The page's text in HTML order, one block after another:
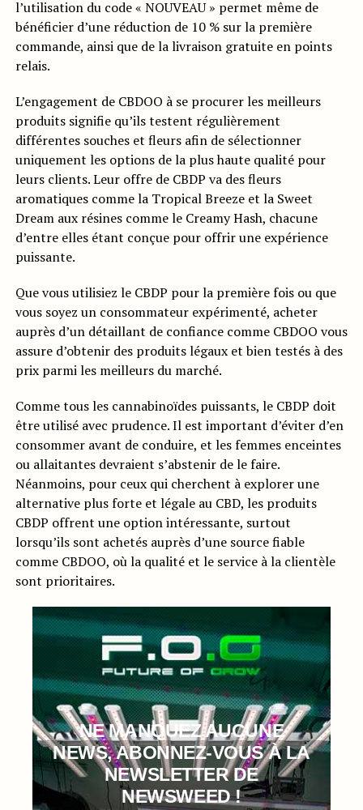
l’utilisation du code « NOUVEAU » permet même de
bénéficier d’une réduction de 10 % sur la première
commande, ainsi que de la livraison gratuite en points
relais.
L’engagement de CBDOO à se procurer les meilleurs
produits signifie qu’ils testent régulièrement
différentes souches et fleurs afin de sélectionner
uniquement les options de la plus haute qualité pour
leurs clients. Leur offre de CBDP va des fleurs
aromatiques comme la Tropical Breeze et la Sweet
Dream aux résines comme le Creamy Hash, chacune
d’entre elles étant conçue pour offrir une expérience
puissante.
Que vous utilisiez le CBDP pour la première fois ou que
vous soyez un consommateur expérimenté, acheter
auprès d’un détaillant de confiance comme CBDOO vous
assure d’obtenir des produits légaux et bien testés à des
prix parmi les meilleurs du marché.
Comme tous les cannabinoïdes puissants, le CBDP doit
être utilisé avec prudence. Il est important d’éviter d’en
consommer avant de conduire, et les femmes enceintes
ou allaitantes devraient s’abstenir de le faire.
Néanmoins, pour ceux qui cherchent à explorer une
alternative plus forte et légale au CBD, les produits
CBDP offrent une option intéressante, surtout
lorsqu’ils sont achetés auprès d’une source fiable
comme CBDOO, où la qualité et le service à la clientèle
sont prioritaires.
NE MANQUEZ AUCUNE
NEWS, ABONNEZ-VOUS À LA
NEWSLETTER DE
NEWSWEED !